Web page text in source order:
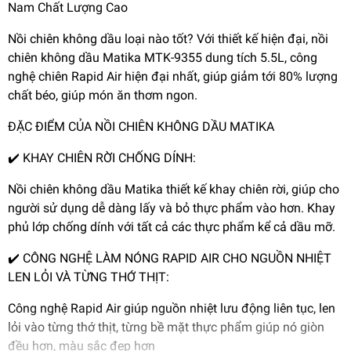
Nam Chất Lượng Cao
Nồi chiên không dầu loại nào tốt? Với thiết kế hiện đại, nồi
chiên không dầu Matika MTK-9355 dung tích 5.5L, công
nghệ chiên Rapid Air hiện đại nhất, giúp giảm tới 80% lượng
chất béo, giúp món ăn thơm ngon.
ĐẶC ĐIỂM CỦA NỒI CHIÊN KHÔNG DẦU MATIKA
✔️ KHAY CHIÊN RỜI CHỐNG DÍNH:
Nồi chiên không dầu Matika thiết kế khay chiên rời, giúp cho
người sử dụng dễ dàng lấy và bỏ thực phẩm vào hơn. Khay
phủ lớp chống dính với tất cả các thực phẩm kể cả dầu mỡ.
✔️ CÔNG NGHỆ LÀM NÓNG RAPID AIR CHO NGUỒN NHIỆT
LEN LỎI VÀ TỪNG THỚ THỊT:
Công nghệ Rapid Air giúp nguồn nhiệt lưu động liên tục, len
lỏi vào từng thớ thịt, từng bề mặt thực phẩm giúp nó giòn
đều hơn, màu sắc đẹp hơn